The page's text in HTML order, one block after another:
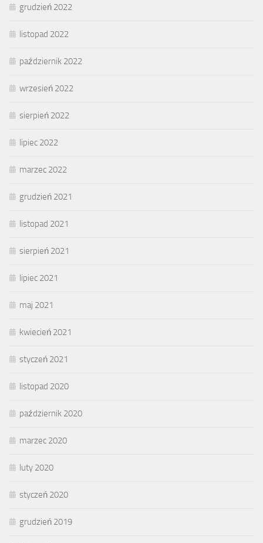
grudzień 2022
listopad 2022
październik 2022
wrzesień 2022
sierpień 2022
lipiec 2022
marzec 2022
grudzień 2021
listopad 2021
sierpień 2021
lipiec 2021
maj 2021
kwiecień 2021
styczeń 2021
listopad 2020
październik 2020
marzec 2020
luty 2020
styczeń 2020
grudzień 2019